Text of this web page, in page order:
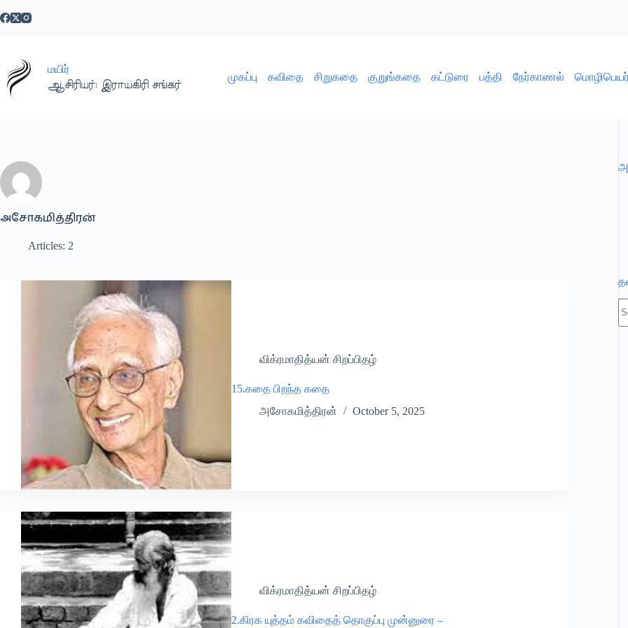
to
மயிர்
ஆசிரியர்: இராயகிரி சங்கர்
முகப்பு கவிதை சிறுகதை குறுங்கதை கட்டுரை பத்தி நேர்காணல்
அசோகமித்திரன்
Articles: 2
விக்ரமாதித்யன் சிறப்பிதழ்
15.கதை பிறந்த கதை
அசோகமித்திரன்
October 5, 2025
விக்ரமாதித்யன் சிறப்பிதழ்
2.கிரக யுத்தம் கவிதைத் தொகுப்பு முன்னுரை –